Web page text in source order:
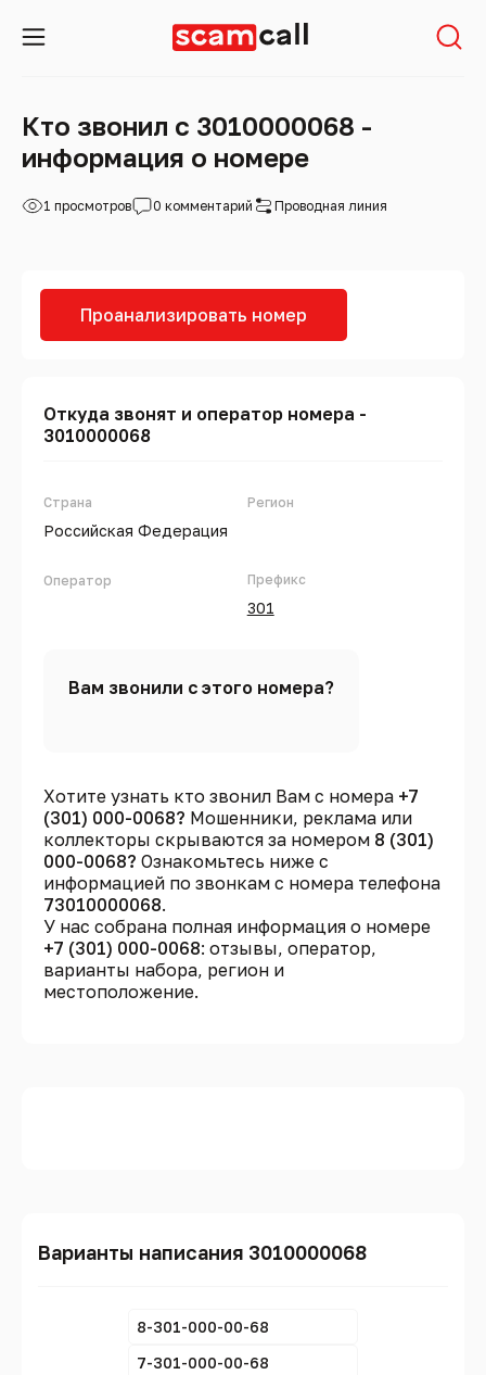
Кто звонил с 3010000068 -
информация о номере
1 просмотров 0 комментарий Проводная линия
Проанализировать номер
Откуда звонят и оператор номера -
3010000068
Страна
Российская Федерация
Оператор
Регион
Префикс
301
Вам звонили с этого номера?
Хотите узнать кто звонил Вам с номера +7
(301) 000-0068? Мошенники, реклама или
коллекторы скрываются за номером 8 (301)
000-0068? Ознакомьтесь ниже с
информацией по звонкам с номера телефона
73010000068.
У нас собрана полная информация о номере
+7 (301) 000-0068: отзывы, оператор,
варианты набора, регион и
местоположение.
Варианты написания 3010000068
8-301-000-00-68
7-301-000-00-68